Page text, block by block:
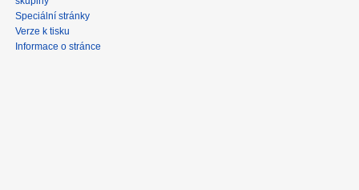
Speciální stránky
Verze k tisku
Informace o stránce